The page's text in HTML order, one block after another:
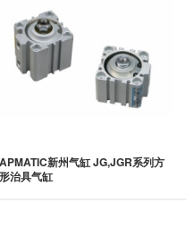
APMATIC新州气缸 JG,JGR系列方
形治具气缸